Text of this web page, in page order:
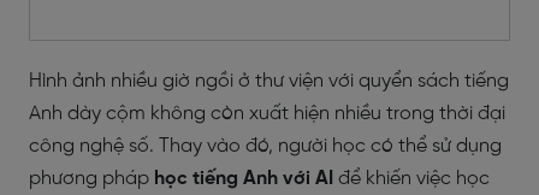
Hình ảnh nhiều giờ ngồi ở thư viện với quyển sách tiếng
Anh dày cộm không còn xuất hiện nhiều trong thời đại
công nghệ số. Thay vào đó, người học có thể sử dụng
phương pháp học tiếng Anh với AI để khiến việc học